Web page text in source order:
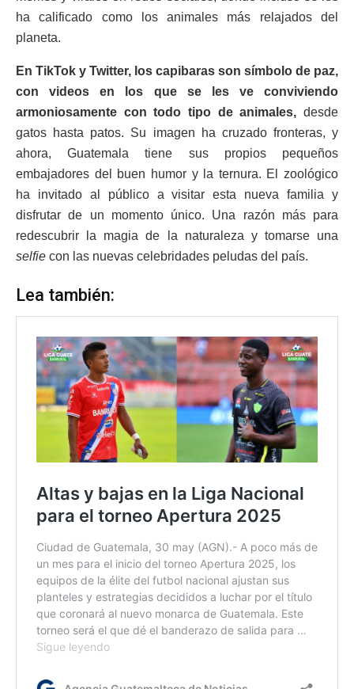
ha calificado como los animales más relajados del
planeta.
En TikTok y Twitter, los capibaras son símbolo de paz,
con videos en los que se les ve conviviendo
armoniosamente con todo tipo de animales, desde
gatos hasta patos. Su imagen ha cruzado fronteras, y
ahora, Guatemala tiene sus propios pequeños
embajadores del buen humor y la ternura. El zoológico
ha invitado al público a visitar esta nueva familia y
disfrutar de un momento único. Una razón más para
redescubrir la magia de la naturaleza y tomarse una
selfie con las nuevas celebridades peludas del país.
Lea también: